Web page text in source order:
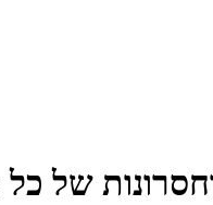
וחסרונות של